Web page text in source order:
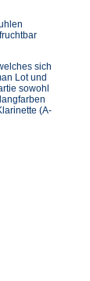
sich
Lot und
sowohl
(A-